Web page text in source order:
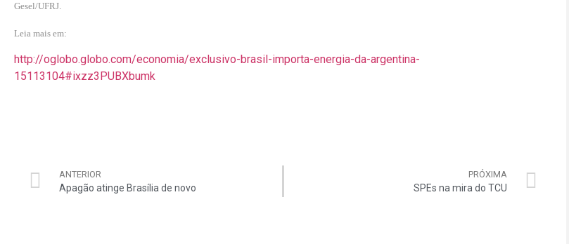
Gesel/UFRJ.
Leia mais em:
http://oglobo.globo.com/economia/exclusivo-brasil-importa-energia-da-argentina-
15113104#ixzz3PUBXbumk
ANTERIOR
Apagão atinge Brasília de novo
PRÓXIMA
SPEs na mira do TCU